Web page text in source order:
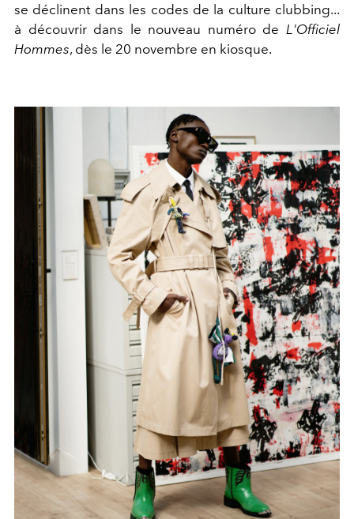
se déclinent dans les codes de la culture clubbing...
à découvrir dans le nouveau numéro de L'Officiel
Hommes, dès le 20 novembre en kiosque.